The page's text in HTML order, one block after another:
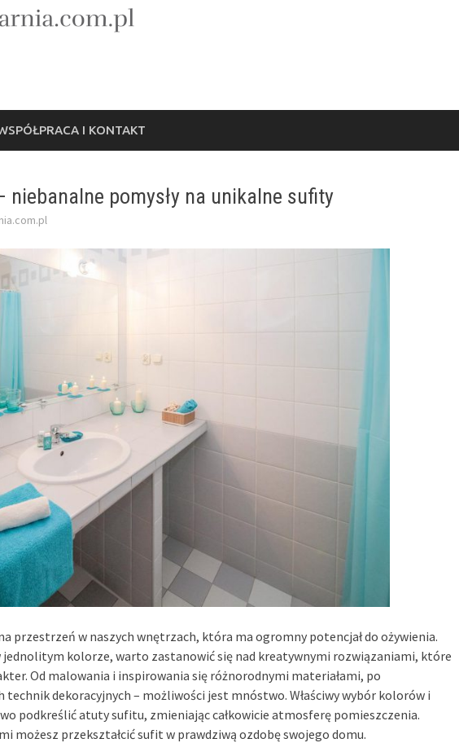
I KONTAKT
niebanalne pomysły na unikalne sufity
przestrzeń w naszych wnętrzach, która ma ogromny potencjał do ożywienia.
kolorze, warto zastanowić się nad kreatywnymi rozwiązaniami, które
Od malowania i inspirowania się różnorodnymi materiałami, po
dekoracyjnych – możliwości jest mnóstwo. Właściwy wybór kolorów i
podkreślić atuty sufitu, zmieniając całkowicie atmosferę pomieszczenia.
możesz przekształcić sufit w prawdziwą ozdobę swojego domu.